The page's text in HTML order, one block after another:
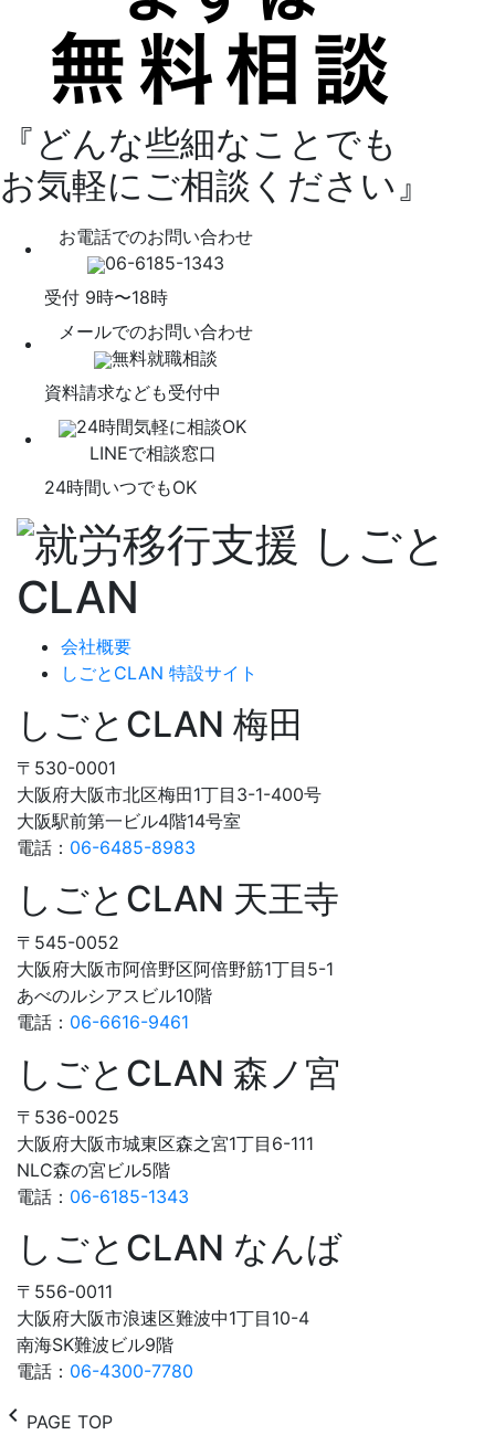
『どんな些細なことでも
お気軽にご相談ください』
お電話でのお問い合わせ
06-6185-1343
受付 9時〜18時
メールでのお問い合わせ
無料就職相談
資料請求なども受付中
24時間気軽に相談OK
LINEで相談窓口
24時間いつでもOK
会社概要
しごとCLAN 特設サイト
しごとCLAN 梅田
〒530-0001
大阪府大阪市北区梅田1丁目3-1-400号
大阪駅前第一ビル4階14号室
電話： 06-6485-8983
しごとCLAN 天王寺
〒545-0052
大阪府大阪市阿倍野区阿倍野筋1丁目5-1
あべのルシアスビル10階
電話： 06-6616-9461
しごとCLAN 森ノ宮
〒536-0025
大阪府大阪市城東区森之宮1丁目6-111
NLC森の宮ビル5階
電話： 06-6185-1343
しごとCLAN なんば
〒556-0011
大阪府大阪市浪速区難波中1丁目10-4
南海SK難波ビル9階
電話： 06-4300-7780
chevron_left PAGE TOP